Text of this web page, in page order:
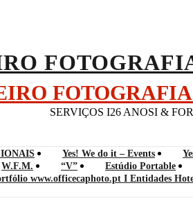
SERVIÇOS I26 ANOSI &
Yes! We do it – Events
W.F.M. “V” Estúdio Portable
www.officecaphoto.pt I Entidades